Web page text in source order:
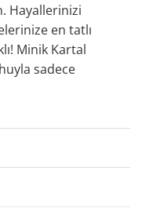
Hayallerinizi
en tatlı
Minik Kartal
sadece